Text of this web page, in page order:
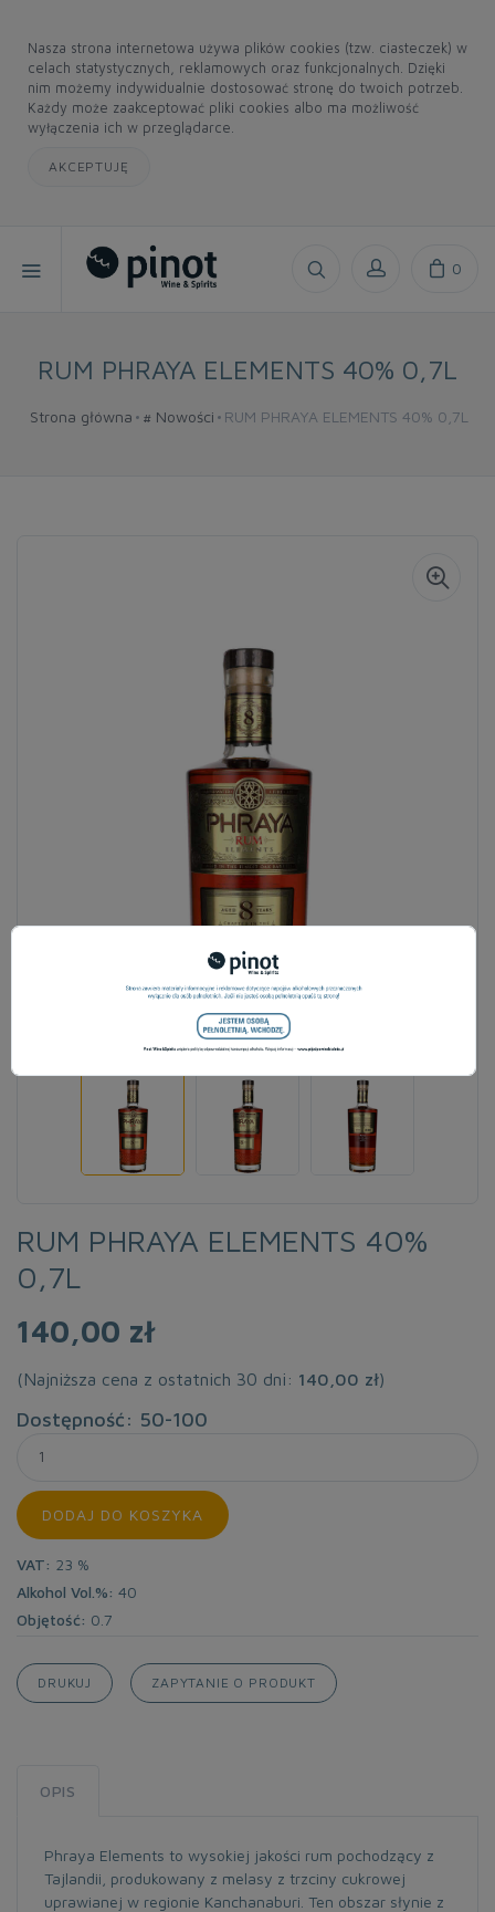
Nasza strona internetowa używa plików cookies (tzw. ciasteczek) w
celach statystycznych, reklamowych oraz funkcjonalnych. Dzięki
nim możemy indywidualnie dostosować stronę do twoich potrzeb.
Każdy może zaakceptować pliki cookies albo ma możliwość
wyłączenia ich w przeglądarce.
AKCEPTUJĘ
0
RUM PHRAYA ELEMENTS 40% 0,7L
Strona główna # Nowości RUM PHRAYA ELEMENTS 40% 0,7L
RUM PHRAYA ELEMENTS 40%
0,7L
140,00 zł
(Najniższa cena z ostatnich 30 dni: 140,00 zł)
Dostępność: 50-100
DODAJ DO KOSZYKA
VAT: 23 %
Alkohol Vol.%: 40
Objętość: 0.7
DRUKUJ ZAPYTANIE O PRODUKT
OPIS
Phraya Elements to wysokiej jakości rum pochodzący z
Tajlandii, produkowany z melasy z trzciny cukrowej
uprawianej w regionie Kanchanaburi. Ten obszar słynie z